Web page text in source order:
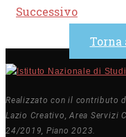
Successivo
Torna
Realizzato con il contributo
Lazio Creativo, Area Servizi
24/2019, Piano 2023.